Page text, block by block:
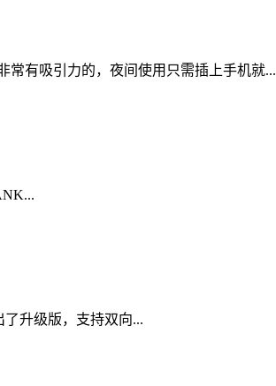
常有吸引力的，夜间使用只需插上手机就...
...
了升级版，支持双向...